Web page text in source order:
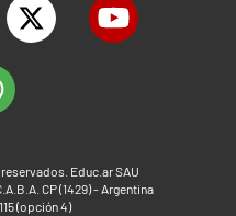
Educ.ar SAU
CP (1429) - Argentina
(opción 4)